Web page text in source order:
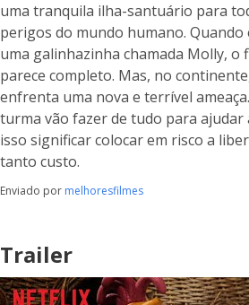
uma tranquila ilha-santuário para
perigos do mundo humano. Quando
uma galinhazinha chamada Molly, o
parece completo. Mas, no
enfrenta uma nova e terrível
turma vão fazer de tudo para ajudar
isso significar colocar em risco a
tanto custo.
Enviado por melhoresfilmes
Trailer